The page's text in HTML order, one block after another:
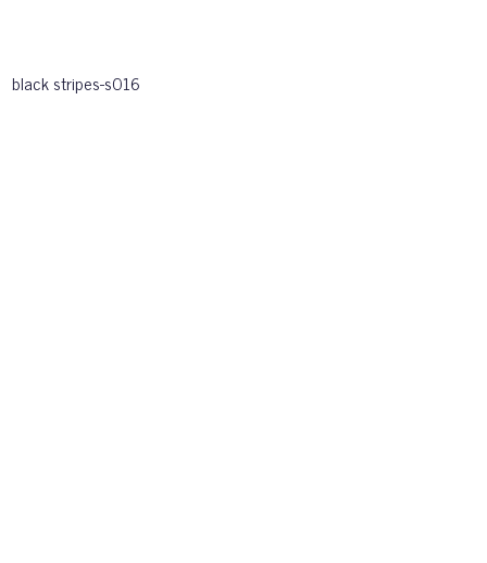
black stripes-s016